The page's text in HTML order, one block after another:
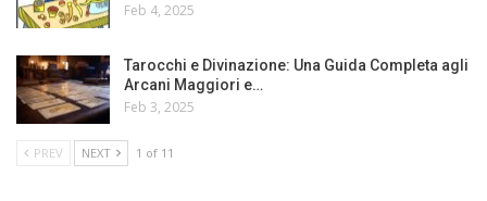
Feb 4, 2025
Tarocchi e Divinazione: Una Guida Completa agli
Arcani Maggiori e…
Feb 3, 2025
PREV NEXT 1 of 11